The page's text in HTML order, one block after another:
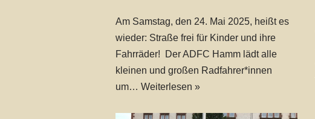
Am Samstag, den 24. Mai 2025, heißt es
wieder: Straße frei für Kinder und ihre
Fahrräder! Der ADFC Hamm lädt alle
kleinen und großen Radfahrer*innen
um… Weiterlesen »